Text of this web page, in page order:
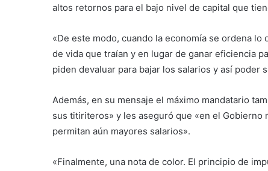
altos retornos para el bajo nivel de capital que
«De este modo, cuando la economía se ordena
de vida que traían y en lugar de ganar eficiencia
piden devaluar para bajar los salarios y así
Además, en su mensaje el máximo mandatario
sus titiriteros» y les aseguró que «en el
permitan aún mayores salarios».
«Finalmente, una nota de color. El principio de